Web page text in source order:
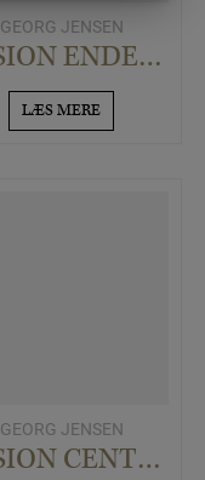
GEORG JENSEN
FUSION ENDERING MED BRILLANTER
LÆS MERE
GEORG JENSEN
FUSION CENTERRING HVIDGULD